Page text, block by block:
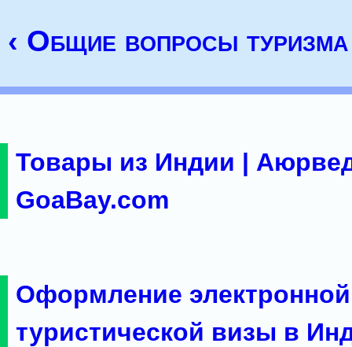
‹ Общие вопросы туризма
Товары из Индии |
GoaBay.com
Оформление электронной
туристической визы в